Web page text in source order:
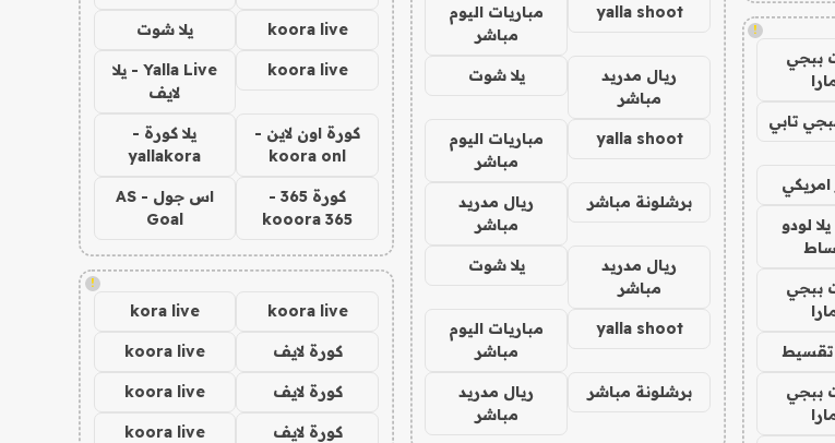
!
ببجي
تابي
امريكي
لودو
ببجي
تقسيط
ببجي
yalla shoot
مباريات اليوم
مباشر
ريال مدريد
مباشر
يلا شوت
yalla shoot
مباريات اليوم
مباشر
برشلونة مباشر
ريال مدريد
مباشر
ريال مدريد
مباشر
يلا شوت
yalla shoot
مباريات اليوم
مباشر
برشلونة مباشر
ريال مدريد
مباشر
koora live يلا شوت
koora live
Yalla Live - يلا
لايف
كورة اون لاين -
koora onl
يلا كورة -
yallakora
كورة 365 -
kooora 365
اس جول - AS
Goal
!
koora live
kora live
كورة لايف koora live
كورة لايف koora live
كورة لايف koora live